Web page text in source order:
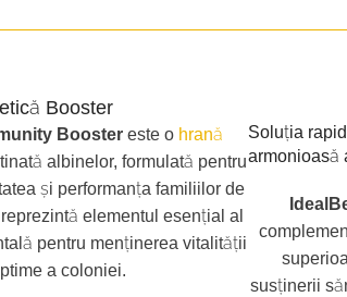
Booster
Boostereste o hrană
albinelor, formulată pentru
și performanța familiilor de
elementul esențial al
pentru menținerea vitalității
a coloniei.
Soluția
armonioasă
susținerii